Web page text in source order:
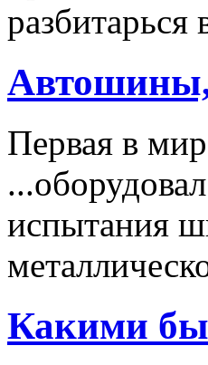
Автошины,
Первая в
испытания
Какими